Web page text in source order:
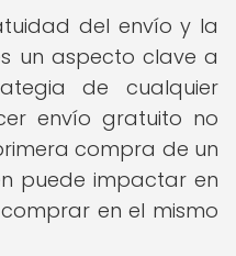
del envío y la
un aspecto clave a
de cualquier
envío gratuito no
compra de un
puede impactar en
en el mismo